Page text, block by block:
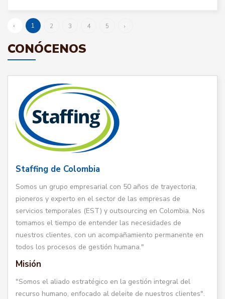
‹ 1 2 3 4 5 ›
CONÓCENOS
Staffing de Colombia
Somos un grupo empresarial con 50 años de trayectoria,
pioneros y experto en el sector de las empresas de
servicios temporales (EST) y outsourcing en Colombia. Nos
tomamos el tiempo de entender las necesidades de
nuestros clientes, con un acompañamiento permanente en
todos los procesos de gestión humana."
Misión
"Somos el aliado estratégico en la gestión integral del
recurso humano, enfocado al deleite de nuestros clientes".